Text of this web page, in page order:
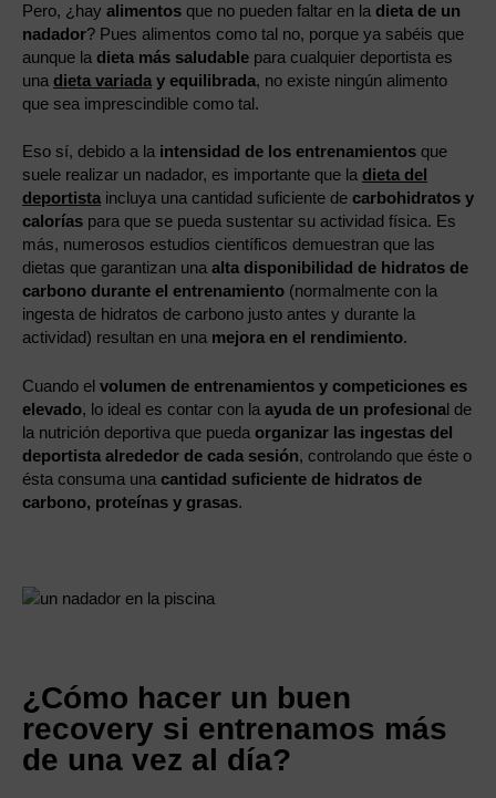
Pero, ¿hay alimentos que no pueden faltar en la dieta de un
nadador? Pues alimentos como tal no, porque ya sabéis que
aunque la dieta más saludable para cualquier deportista es
una dieta variada y equilibrada, no existe ningún alimento
que sea imprescindible como tal.
Eso sí, debido a la intensidad de los entrenamientos que
suele realizar un nadador, es importante que la dieta del
deportista incluya una cantidad suficiente de carbohidratos y
calorías para que se pueda sustentar su actividad física. Es
más, numerosos estudios científicos demuestran que las
dietas que garantizan una alta disponibilidad de hidratos de
carbono durante el entrenamiento (normalmente con la
ingesta de hidratos de carbono justo antes y durante la
actividad) resultan en una mejora en el rendimiento.
Cuando el volumen de entrenamientos y competiciones es
elevado, lo ideal es contar con la ayuda de un profesional de
la nutrición deportiva que pueda organizar las ingestas del
deportista alrededor de cada sesión, controlando que éste o
ésta consuma una cantidad suficiente de hidratos de
carbono, proteínas y grasas.
¿Cómo hacer un buen
recovery si entrenamos más
de una vez al día?